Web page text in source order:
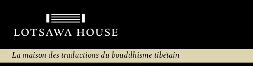
La maison des traductions du bouddhisme tibétain